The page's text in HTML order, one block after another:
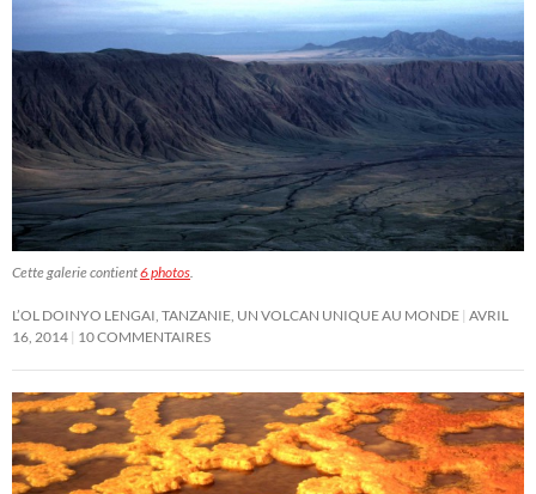
Cette galerie contient6 photos
L’OL DOINYO LENGAI, TANZANIE, UN VOLCAN UNIQUE AU MONDE AVRIL
16, 2014 10 COMMENTAIRES